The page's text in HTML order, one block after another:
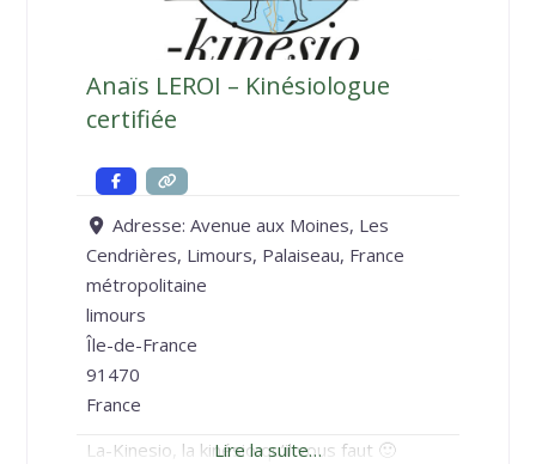
Anaïs LEROI – Kinésiologue
certifiée
Adresse:Avenue aux Moines, Les
Cendrières, Limours, Palaiseau, France
métropolitaine
limours
Île-de-France
91470
France
La-Kinesio, la kinésio qu’il vous faut 🙂
Lire la suite…